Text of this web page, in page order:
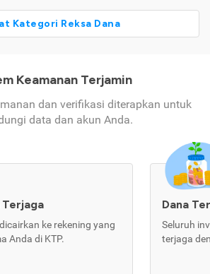
Kategori Reksa Dana
Keamanan Terjamin
dan verifikasi diterapkan untuk
data dan akun Anda.
Terjaga
ke rekening yang
Anda di KTP.
Dana
Seluruh
terjaga